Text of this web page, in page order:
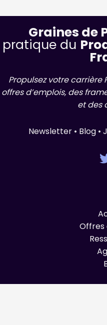
Graines de
pratique du
Propulsez votre
offres d’emplois, des
et des
Newsletter • Blog •
Offres